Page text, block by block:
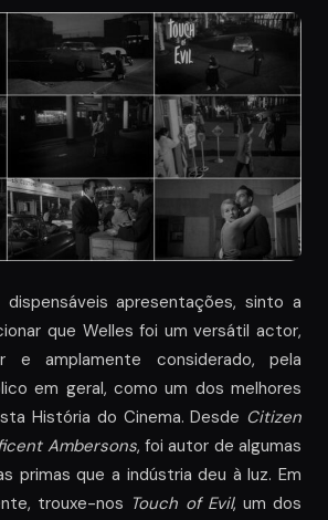
apresentações, sinto a
que Welles foi um versátil actor,
e amplamente considerado, pela
em geral, como um dos melhores
História do Cinema. Desde Citizen
Ambersons, foi autor de algumas
primas que a indústria deu à luz. Em
trouxe-nos Touch of Evil, um dos